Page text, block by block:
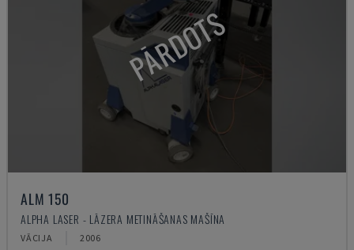
PĀRDOTS
ALM 150
ALPHA LASER - LĀZERA METINĀŠANAS MAŠĪNA
VĀCIJA 2006